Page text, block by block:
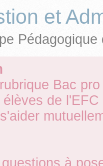
et
Pédagogique
Bac
de
à